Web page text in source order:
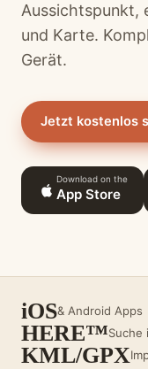
Aussichtspunkt,
und Karte.
Gerät.
Jetzt kostenlos
Download on the
App Store
iOS& Android Apps
HERE™Suche
KML/GPX